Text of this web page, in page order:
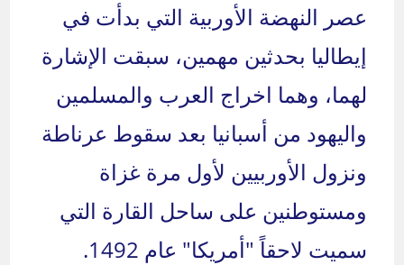
عصر النهضة الأوربية التي بدأت في
إيطاليا بحدثين مهمين، سبقت الإشارة
لهما، وهما اخراج العرب والمسلمين
واليهود من أسبانيا بعد سقوط عرناطة
ونزول الأوربيين لأول مرة غزاة
ومستوطنين على ساحل القارة التي
سميت لاحقاً "أمريكا" عام 1492.